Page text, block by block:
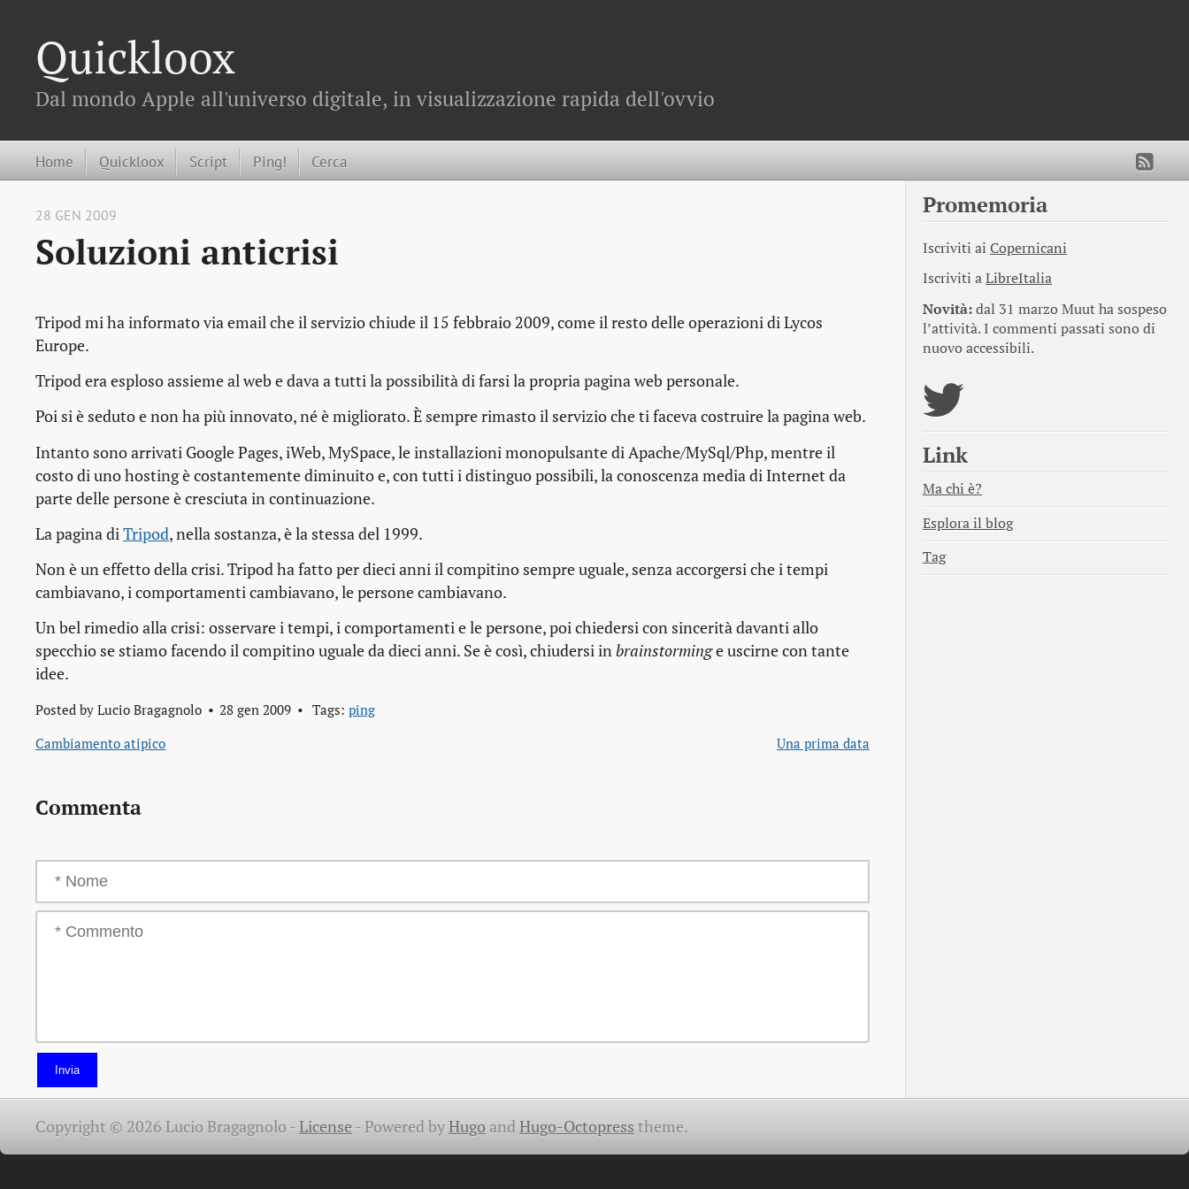
Quickloox
Dal mondo Apple all'universo digitale, in visualizzazione rapida dell'ovvio
Home Quickloox Script Ping! Cerca
28 GEN 2009
Soluzioni anticrisi
Tripod mi ha informato via email che il servizio chiude il 15 febbraio 2009, come il resto delle operazioni di Lycos
Europe.
Tripod era esploso assieme al web e dava a tutti la possibilità di farsi la propria pagina web personale.
Poi si è seduto e non ha più innovato, né è migliorato. È sempre rimasto il servizio che ti faceva costruire la pagina web.
Intanto sono arrivati Google Pages, iWeb, MySpace, le installazioni monopulsante di Apache/MySql/Php, mentre il
costo di uno hosting è costantemente diminuito e, con tutti i distinguo possibili, la conoscenza media di Internet da
parte delle persone è cresciuta in continuazione.
La pagina di Tripod, nella sostanza, è la stessa del 1999.
Non è un effetto della crisi. Tripod ha fatto per dieci anni il compitino sempre uguale, senza accorgersi che i tempi
cambiavano, i comportamenti cambiavano, le persone cambiavano.
Un bel rimedio alla crisi: osservare i tempi, i comportamenti e le persone, poi chiedersi con sincerità davanti allo
specchio se stiamo facendo il compitino uguale da dieci anni. Se è così, chiudersi inbrainstorminge uscirne con tante
idee.
Posted by Lucio Bragagnolo 28 gen 2009 Tags: ping
Cambiamento atipico
Una prima data
Commenta
Invia
Promemoria
Iscriviti ai Copernicani
Iscriviti aLibreItalia
Novità:dal 31 marzo Muut ha sospeso
l’attività. I commenti passati sono di
nuovo accessibili.
Link
Ma chi è?
Esplora il blog
Tag
Copyright © 2026 Lucio Bragagnolo -License -Powered byHugoandHugo-Octopress theme.